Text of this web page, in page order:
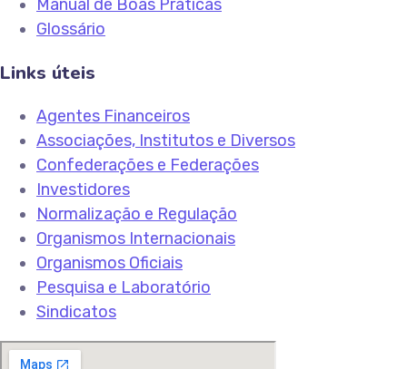
Manual de Boas Práticas
Glossário
Links úteis
Agentes Financeiros
Associações, Institutos e Diversos
Confederações e Federações
Investidores
Normalização e Regulação
Organismos Internacionais
Organismos Oficiais
Pesquisa e Laboratório
Sindicatos